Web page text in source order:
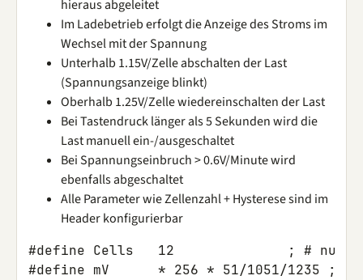
hieraus abgeleitet
Im Ladebetrieb erfolgt die Anzeige des Stroms im
Wechsel mit der Spannung
Unterhalb 1.15V/Zelle abschalten der Last
(Spannungsanzeige blinkt)
Oberhalb 1.25V/Zelle wiedereinschalten der Last
Bei Tastendruck länger als 5 Sekunden wird die
Last manuell ein-/ausgeschaltet
Bei Spannungseinbruch > 0.6V/Minute wird
ebenfalls abgeschaltet
Alle Parameter wie Zellenzahl + Hysterese sind im
Header konfigurierbar
#define Cells   12              ; #
#define mV      * 256 * 51/1051/1235 ;